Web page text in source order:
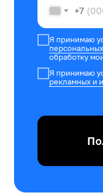
+7
Я принимаю
обработку
Я принимаю
рекламных и